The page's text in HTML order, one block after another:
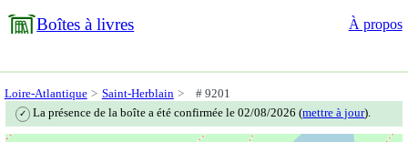
Boîtes à livres À propos
Loire-Atlantique Saint-Herblain # 9201
✓ La présence de la boîte a été confirmée le 02/08/2026 (mettre à jour).